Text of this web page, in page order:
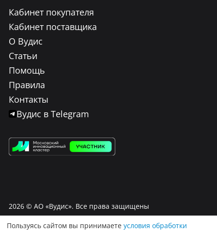
Кабинет покупателя
Кабинет поставщика
О Вудис
Статьи
Помощь
Правила
Контакты
Вудис в Telegram
2026© АО «Вудис». Все права защищены
Пользуясь сайтом вы принимаете условия обработки